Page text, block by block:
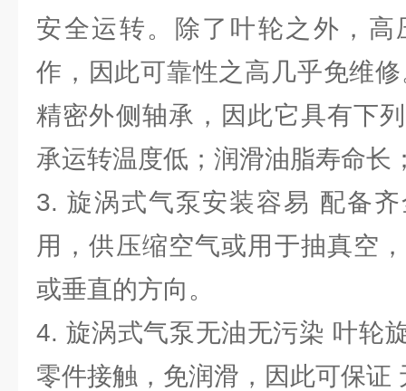
安全运转。除了叶轮之外，
作，因此可靠性之高几乎免维
精密外侧轴承，因此它具有下
承运转温度低；润滑油脂寿命长
3. 旋涡式气泵安装容易 配备
用，供压缩空气或用于抽真空
或垂直的方向。
4. 旋涡式气泵无油无污染 叶轮
零件接触，免润滑，因此可保证